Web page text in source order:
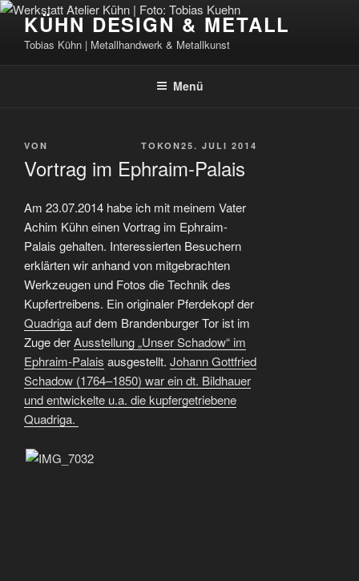
Zum
springen
KÜHN DESIGN & METALL
Tobias Kühn | Metallhandwerk & Metallkunst
Menü
VERÖFFENTLICHT
25. JULI 2014
VON TOKON
Vortrag im Ephraim-Palais
Am 23.07.2014 habe ich mit meinem Vater
Achim Kühn einen Vortrag im Ephraim-
Palais gehalten. Interessierten Besuchern
erklärten wir anhand von mitgebrachten
Werkzeugen und Fotos die Technik des
Kupfertreibens. Ein originaler Pferdekopf der
Quadrigaauf dem Brandenburger Tor ist im
Zuge derAusstellung „Unser Schadow“ im
Ephraim-Palais ausgestellt. Johann Gottfried
Schadow (1764–1850) war ein dt. Bildhauer
und entwickelte u.a. die kupfergetriebene
Quadriga.